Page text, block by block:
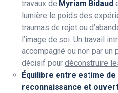
travaux de Myriam Bidaud
lumière le poids des
traumas de rejet ou
l’image de soi. Un travail
accompagné ou non par un
décisif pour déconstruire
Équilibre entre estime de
reconnaissance et